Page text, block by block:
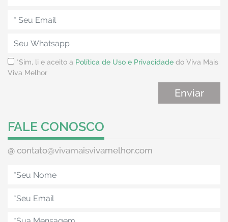
*Sim, li e aceito a Política de Uso e Privacidade do Viva Mais
Viva Melhor
FALE CONOSCO
@ contato@vivamaisvivamelhor.com